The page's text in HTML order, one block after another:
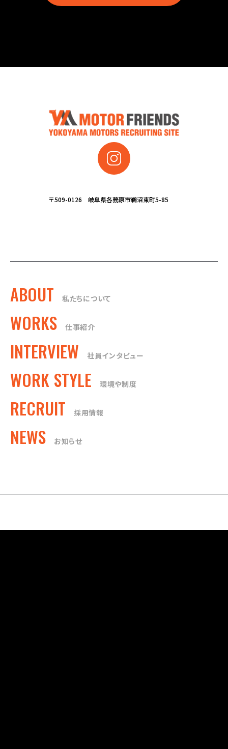
〒509-0126 岐阜県各務原市鵜沼東町5-85
ABOUT 私たちについて
WORKS 仕事紹介
INTERVIEW 社員インタビュー
WORK STYLE 環境や制度
RECRUIT 採用情報
NEWS お知らせ